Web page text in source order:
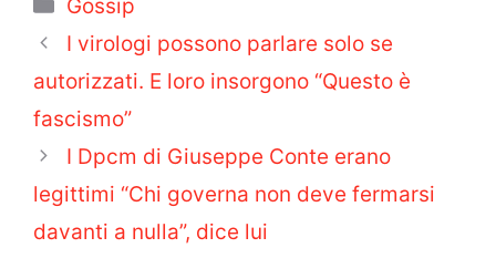
Gossip
I virologi possono parlare solo se
autorizzati. E loro insorgono “Questo è
fascismo”
I Dpcm di Giuseppe Conte erano
legittimi “Chi governa non deve fermarsi
davanti a nulla”, dice lui